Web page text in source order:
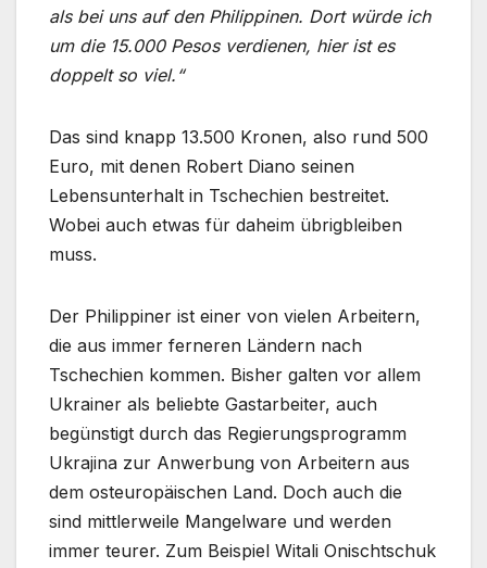
als bei uns auf den Philippinen. Dort würde ich
um die 15.000 Pesos verdienen, hier ist es
doppelt so viel.“
Das sind knapp 13.500 Kronen, also rund 500
Euro, mit denen Robert Diano seinen
Lebensunterhalt in Tschechien bestreitet.
Wobei auch etwas für daheim übrigbleiben
muss.
Der Philippiner ist einer von vielen Arbeitern,
die aus immer ferneren Ländern nach
Tschechien kommen. Bisher galten vor allem
Ukrainer als beliebte Gastarbeiter, auch
begünstigt durch das Regierungsprogramm
Ukrajina zur Anwerbung von Arbeitern aus
dem osteuropäischen Land. Doch auch die
sind mittlerweile Mangelware und werden
immer teurer. Zum Beispiel Witali Onischtschuk